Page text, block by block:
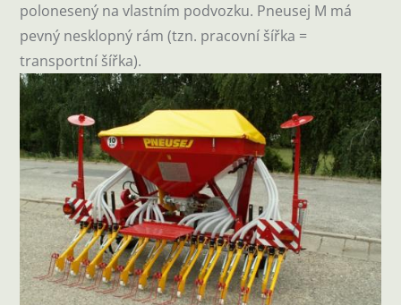
polonesený na vlastním podvozku. Pneusej M má
pevný nesklopný rám (tzn. pracovní šířka =
transportní šířka).